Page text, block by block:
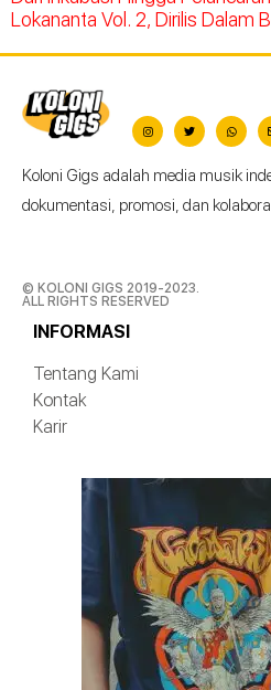
Lokananta Vol. 2, Dirilis Dalam
Koloni Gigs adalah media musik
dokumentasi, promosi, dan
© KOLONI GIGS 2019-2023.
ALL RIGHTS RESERVED
INFORMASI
Tentang Kami
Kontak
Karir